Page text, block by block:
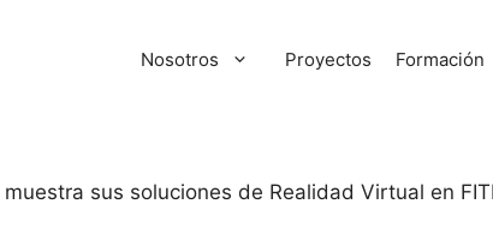
Nosotros Proyectos Formación